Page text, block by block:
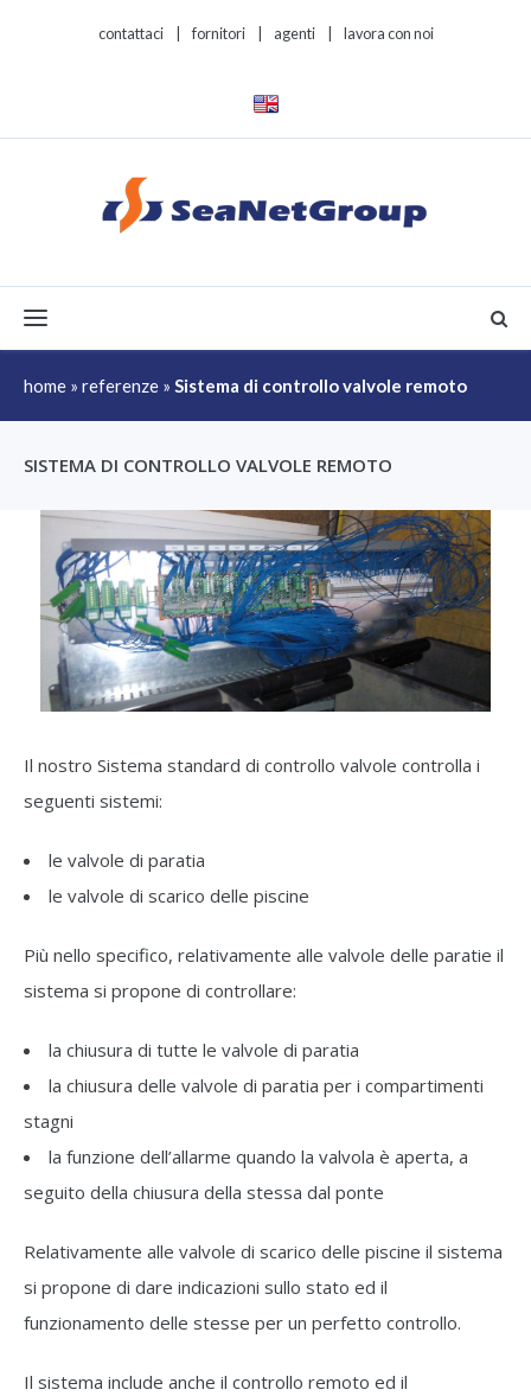
contattaci fornitori agenti lavora con noi
Toggle navigation
home » referenze » Sistema di controllo valvole remoto
SISTEMA DI CONTROLLO VALVOLE REMOTO
Il nostro Sistema standard di controllo valvole controlla i
seguenti sistemi:
le valvole di paratia
le valvole di scarico delle piscine
Più nello specifico, relativamente alle valvole delle paratie il
sistema si propone di controllare:
la chiusura di tutte le valvole di paratia
la chiusura delle valvole di paratia per i compartimenti
stagni
la funzione dell’allarme quando la valvola è aperta, a
seguito della chiusura della stessa dal ponte
Relativamente alle valvole di scarico delle piscine il sistema
si propone di dare indicazioni sullo stato ed il
funzionamento delle stesse per un perfetto controllo.
Il sistema include anche il controllo remoto ed il